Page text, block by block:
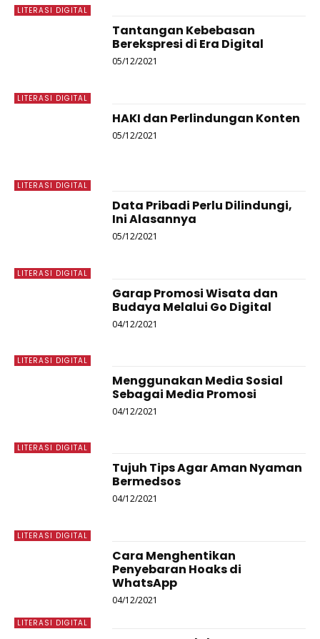
LITERASI DIGITAL
LITERASI DIGITAL
Tantangan Kebebasan
Berekspresi di Era Digital
05/12/2021
LITERASI DIGITAL
HAKI dan Perlindungan Konten
05/12/2021
LITERASI DIGITAL
Data Pribadi Perlu Dilindungi,
Ini Alasannya
05/12/2021
LITERASI DIGITAL
Garap Promosi Wisata dan
Budaya Melalui Go Digital
04/12/2021
LITERASI DIGITAL
Menggunakan Media Sosial
Sebagai Media Promosi
04/12/2021
LITERASI DIGITAL
Tujuh Tips Agar Aman Nyaman
Bermedsos
04/12/2021
LITERASI DIGITAL
Cara Menghentikan
Penyebaran Hoaks di
WhatsApp
04/12/2021